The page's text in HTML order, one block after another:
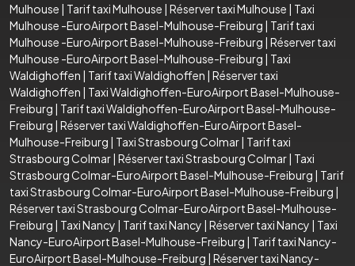
Mulhouse | Tarif taxi Mulhouse | Réserver taxi Mulhouse | Taxi
Mulhouse -EuroAirport Basel-Mulhouse-Freiburg | Tarif taxi
Mulhouse -EuroAirport Basel-Mulhouse-Freiburg | Réserver taxi
Mulhouse -EuroAirport Basel-Mulhouse-Freiburg | Taxi
Waldighoffen | Tarif taxi Waldighoffen | Réserver taxi
Waldighoffen | Taxi Waldighoffen-EuroAirport Basel-Mulhouse-
Freiburg | Tarif taxi Waldighoffen-EuroAirport Basel-Mulhouse-
Freiburg | Réserver taxi Waldighoffen-EuroAirport Basel-
Mulhouse-Freiburg | Taxi Strasbourg Colmar| Tarif taxi
Strasbourg Colmar| Réserver taxi Strasbourg Colmar| Taxi
Strasbourg Colmar-EuroAirport Basel-Mulhouse-Freiburg | Tarif
taxi Strasbourg Colmar-EuroAirport Basel-Mulhouse-Freiburg |
Réserver taxi Strasbourg Colmar-EuroAirport Basel-Mulhouse-
Freiburg | Taxi Nancy | Tarif taxi Nancy | Réserver taxi Nancy | Taxi
Nancy-EuroAirport Basel-Mulhouse-Freiburg | Tarif taxi Nancy-
EuroAirport Basel-Mulhouse-Freiburg | Réserver taxi Nancy-